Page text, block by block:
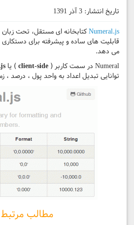
تاریخ انتشار: 3 آذر 1391
Numeral.jsکتابخانه ای مستقل، تحت زبان
قابلیت های ساده و پیشرفته برای دستکاری
می دهد.
Numeral در سمت کاربر (
client-side ) یا
توانایی تبدیل اعداد به واحد پول ، درصد ،
مطالب